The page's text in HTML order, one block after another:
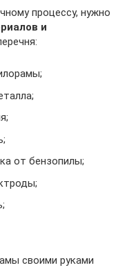
процессу, нужно
и
от бензопилы;
своими руками